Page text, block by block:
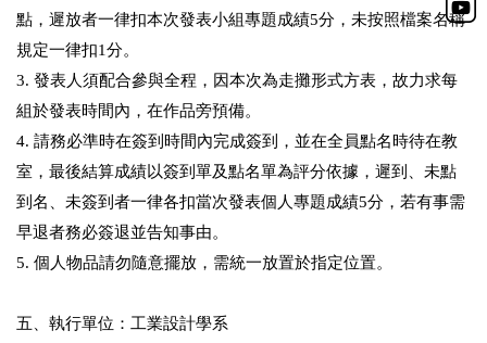
點，遲放者一律扣本次發表小組專題成績5分，未按照檔案名稱
規定一律扣1分。
3. 發表人須配合參與全程，因本次為走攤形式方表，故力求每
組於發表時間內，在作品旁預備。
4. 請務必準時在簽到時間內完成簽到，並在全員點名時待在教
室，最後結算成績以簽到單及點名單為評分依據，遲到、未點
到名、未簽到者一律各扣當次發表個人專題成績5分，若有事需
早退者務必簽退並告知事由。
5. 個人物品請勿隨意擺放，需統一放置於指定位置。
五、執行單位：工業設計學系